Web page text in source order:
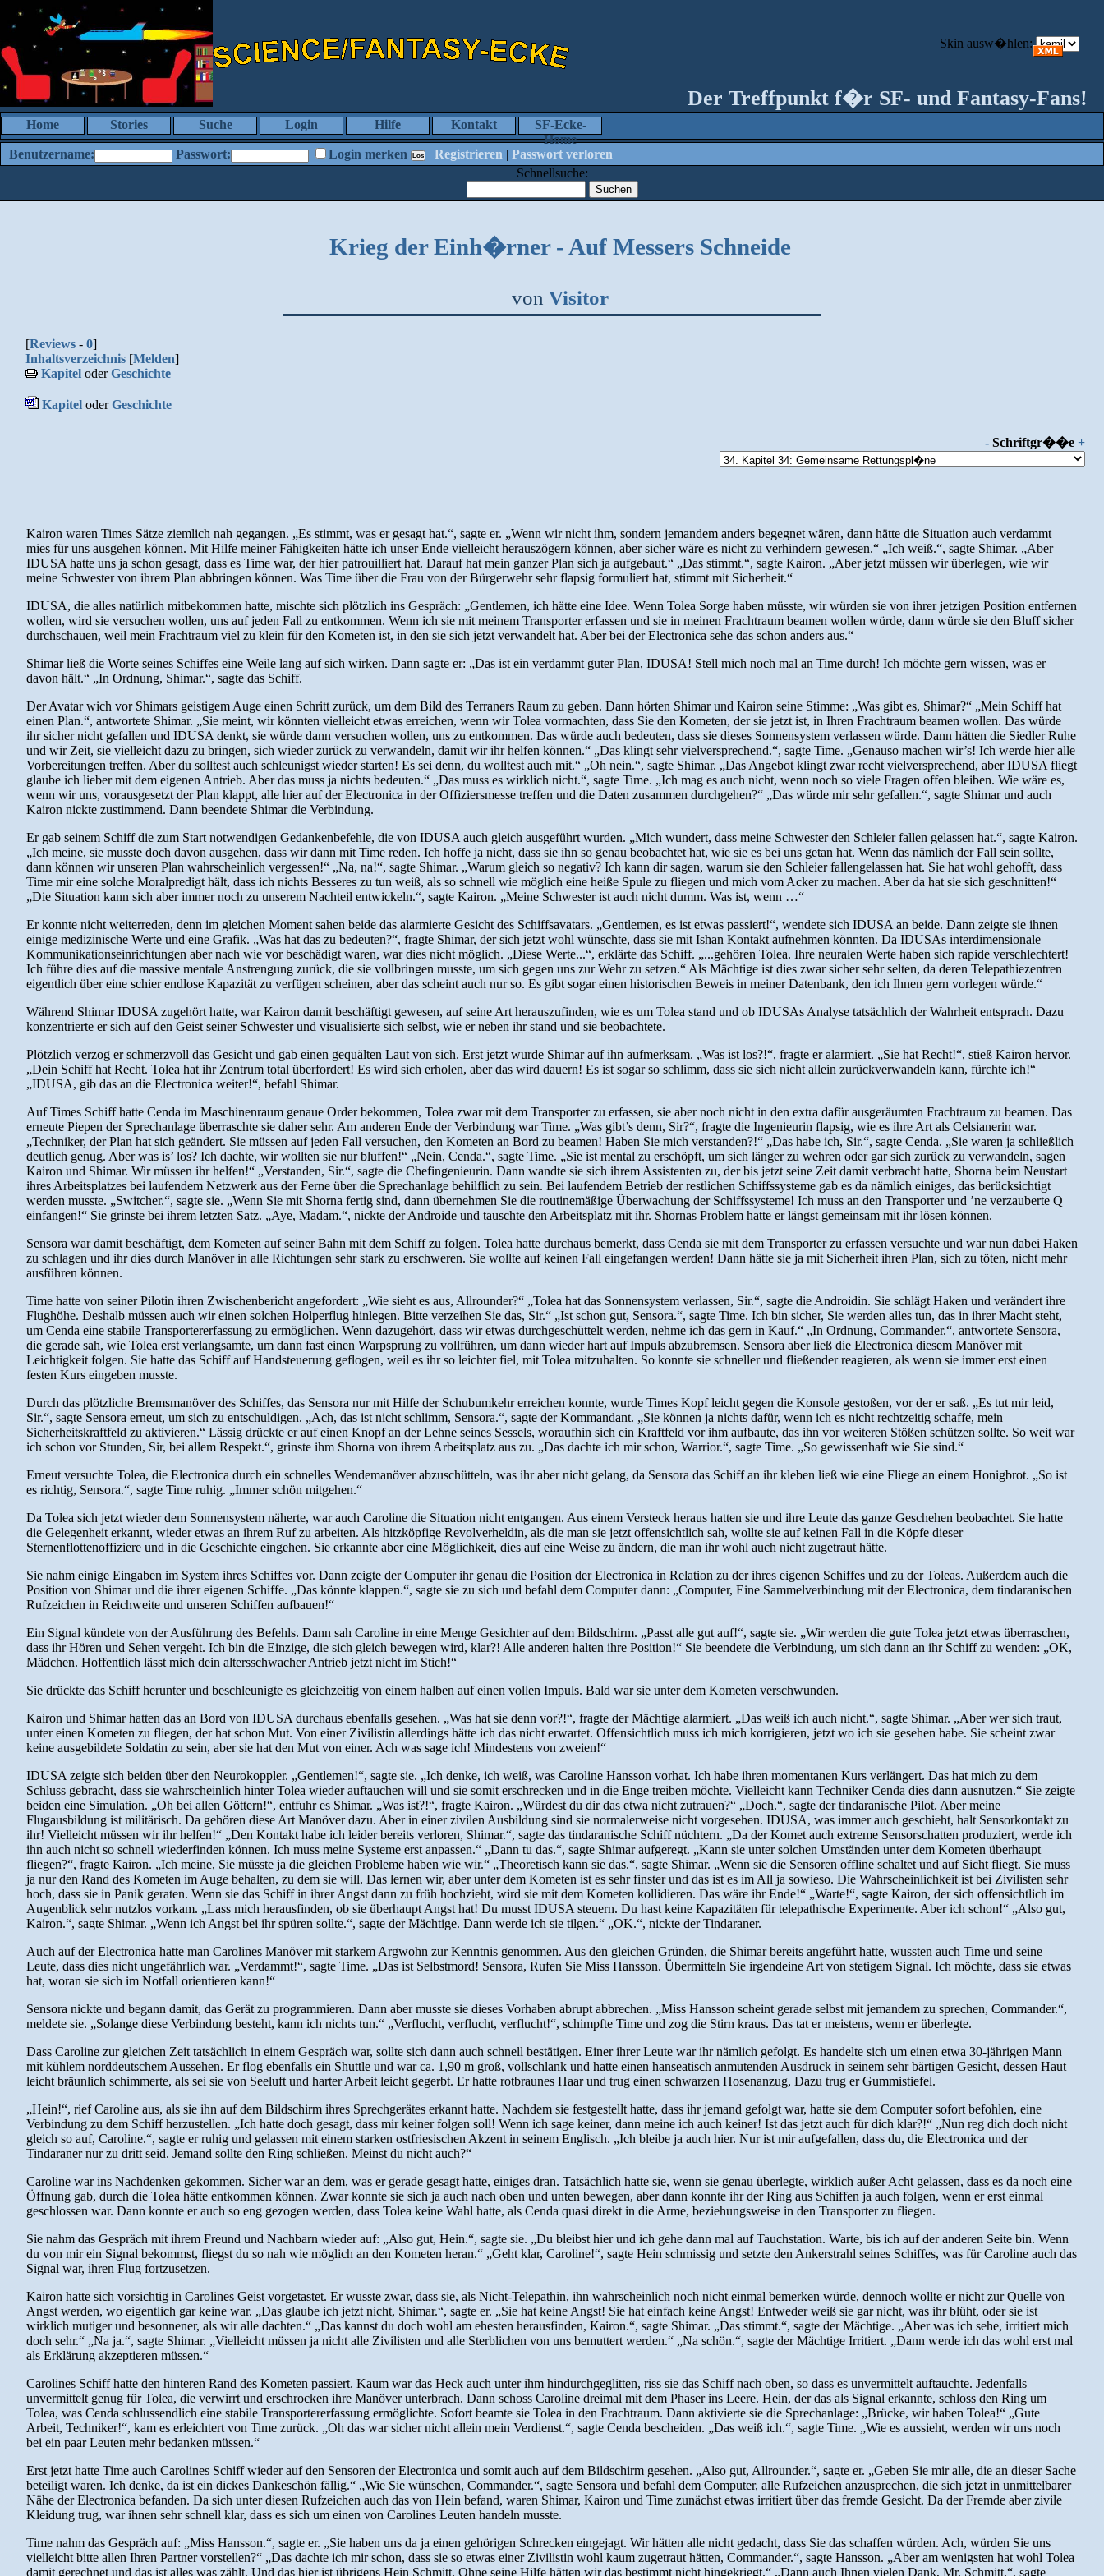
Der Treffpunkt f�r SF- und Fantasy-Fans!
Skin ausw�hlen:
Home Stories Suche Login Hilfe Kontakt
SF-Ecke-
Home
Benutzername:
Passwort: Login merken Registrieren |Passwort verloren
Schnellsuche:
Krieg der Einh�rner - Auf Messers Schneide
von Visitor
[Reviews - 0]
Inhaltsverzeichnis [Melden]
Kapitel oderGeschichte
Kapitel oderGeschichte
- Schriftgr��e +
Kairon waren Times Sätze ziemlich nah gegangen. „Es stimmt, was er gesagt hat.“, sagte er. „Wenn wir nicht ihm, sondern jemandem anders begegnet wären, dann hätte die Situation auch verdammt
mies für uns ausgehen können. Mit Hilfe meiner Fähigkeiten hätte ich unser Ende vielleicht herauszögern können, aber sicher wäre es nicht zu verhindern gewesen.“ „Ich weiß.“, sagte Shimar. „Aber
IDUSA hatte uns ja schon gesagt, dass es Time war, der hier patrouilliert hat. Darauf hat mein ganzer Plan sich ja aufgebaut.“ „Das stimmt.“, sagte Kairon. „Aber jetzt müssen wir überlegen, wie wir
meine Schwester von ihrem Plan abbringen können. Was Time über die Frau von der Bürgerwehr sehr flapsig formuliert hat, stimmt mit Sicherheit.“
IDUSA, die alles natürlich mitbekommen hatte, mischte sich plötzlich ins Gespräch: „Gentlemen, ich hätte eine Idee. Wenn Tolea Sorge haben müsste, wir würden sie von ihrer jetzigen Position entfernen
wollen, wird sie versuchen wollen, uns auf jeden Fall zu entkommen. Wenn ich sie mit meinem Transporter erfassen und sie in meinen Frachtraum beamen wollen würde, dann würde sie den Bluff sicher
durchschauen, weil mein Frachtraum viel zu klein für den Kometen ist, in den sie sich jetzt verwandelt hat. Aber bei der Electronica sehe das schon anders aus.“
Shimar ließ die Worte seines Schiffes eine Weile lang auf sich wirken. Dann sagte er: „Das ist ein verdammt guter Plan, IDUSA! Stell mich noch mal an Time durch! Ich möchte gern wissen, was er
davon hält.“ „In Ordnung, Shimar.“, sagte das Schiff.
Der Avatar wich vor Shimars geistigem Auge einen Schritt zurück, um dem Bild des Terraners Raum zu geben. Dann hörten Shimar und Kairon seine Stimme: „Was gibt es, Shimar?“ „Mein Schiff hat
einen Plan.“, antwortete Shimar. „Sie meint, wir könnten vielleicht etwas erreichen, wenn wir Tolea vormachten, dass Sie den Kometen, der sie jetzt ist, in Ihren Frachtraum beamen wollen. Das würde
ihr sicher nicht gefallen und IDUSA denkt, sie würde dann versuchen wollen, uns zu entkommen. Das würde auch bedeuten, dass sie dieses Sonnensystem verlassen würde. Dann hätten die Siedler Ruhe
und wir Zeit, sie vielleicht dazu zu bringen, sich wieder zurück zu verwandeln, damit wir ihr helfen können.“ „Das klingt sehr vielversprechend.“, sagte Time. „Genauso machen wir’s! Ich werde hier alle
Vorbereitungen treffen. Aber du solltest auch schleunigst wieder starten! Es sei denn, du wolltest auch mit.“ „Oh nein.“, sagte Shimar. „Das Angebot klingt zwar recht vielversprechend, aber IDUSA fliegt
glaube ich lieber mit dem eigenen Antrieb. Aber das muss ja nichts bedeuten.“ „Das muss es wirklich nicht.“, sagte Time. „Ich mag es auch nicht, wenn noch so viele Fragen offen bleiben. Wie wäre es,
wenn wir uns, vorausgesetzt der Plan klappt, alle hier auf der Electronica in der Offiziersmesse treffen und die Daten zusammen durchgehen?“ „Das würde mir sehr gefallen.“, sagte Shimar und auch
Kairon nickte zustimmend. Dann beendete Shimar die Verbindung.
Er gab seinem Schiff die zum Start notwendigen Gedankenbefehle, die von IDUSA auch gleich ausgeführt wurden. „Mich wundert, dass meine Schwester den Schleier fallen gelassen hat.“, sagte Kairon.
„Ich meine, sie musste doch davon ausgehen, dass wir dann mit Time reden. Ich hoffe ja nicht, dass sie ihn so genau beobachtet hat, wie sie es bei uns getan hat. Wenn das nämlich der Fall sein sollte,
dann können wir unseren Plan wahrscheinlich vergessen!“ „Na, na!“, sagte Shimar. „Warum gleich so negativ? Ich kann dir sagen, warum sie den Schleier fallengelassen hat. Sie hat wohl gehofft, dass
Time mir eine solche Moralpredigt hält, dass ich nichts Besseres zu tun weiß, als so schnell wie möglich eine heiße Spule zu fliegen und mich vom Acker zu machen. Aber da hat sie sich geschnitten!“
„Die Situation kann sich aber immer noch zu unserem Nachteil entwickeln.“, sagte Kairon. „Meine Schwester ist auch nicht dumm. Was ist, wenn …“
Er konnte nicht weiterreden, denn im gleichen Moment sahen beide das alarmierte Gesicht des Schiffsavatars. „Gentlemen, es ist etwas passiert!“, wendete sich IDUSA an beide. Dann zeigte sie ihnen
einige medizinische Werte und eine Grafik. „Was hat das zu bedeuten?“, fragte Shimar, der sich jetzt wohl wünschte, dass sie mit Ishan Kontakt aufnehmen könnten. Da IDUSAs interdimensionale
Kommunikationseinrichtungen aber nach wie vor beschädigt waren, war dies nicht möglich. „Diese Werte...“, erklärte das Schiff. „...gehören Tolea. Ihre neuralen Werte haben sich rapide verschlechtert!
Ich führe dies auf die massive mentale Anstrengung zurück, die sie vollbringen musste, um sich gegen uns zur Wehr zu setzen.“ Als Mächtige ist dies zwar sicher sehr selten, da deren Telepathiezentren
eigentlich über eine schier endlose Kapazität zu verfügen scheinen, aber das scheint auch nur so. Es gibt sogar einen historischen Beweis in meiner Datenbank, den ich Ihnen gern vorlegen würde.“
Während Shimar IDUSA zugehört hatte, war Kairon damit beschäftigt gewesen, auf seine Art herauszufinden, wie es um Tolea stand und ob IDUSAs Analyse tatsächlich der Wahrheit entsprach. Dazu
konzentrierte er sich auf den Geist seiner Schwester und visualisierte sich selbst, wie er neben ihr stand und sie beobachtete.
Plötzlich verzog er schmerzvoll das Gesicht und gab einen gequälten Laut von sich. Erst jetzt wurde Shimar auf ihn aufmerksam. „Was ist los?!“, fragte er alarmiert. „Sie hat Recht!“, stieß Kairon hervor.
„Dein Schiff hat Recht. Tolea hat ihr Zentrum total überfordert! Es wird sich erholen, aber das wird dauern! Es ist sogar so schlimm, dass sie sich nicht allein zurückverwandeln kann, fürchte ich!“
„IDUSA, gib das an die Electronica weiter!“, befahl Shimar.
Auf Times Schiff hatte Cenda im Maschinenraum genaue Order bekommen, Tolea zwar mit dem Transporter zu erfassen, sie aber noch nicht in den extra dafür ausgeräumten Frachtraum zu beamen. Das
erneute Piepen der Sprechanlage überraschte sie daher sehr. Am anderen Ende der Verbindung war Time. „Was gibt’s denn, Sir?“, fragte die Ingenieurin flapsig, wie es ihre Art als Celsianerin war.
„Techniker, der Plan hat sich geändert. Sie müssen auf jeden Fall versuchen, den Kometen an Bord zu beamen! Haben Sie mich verstanden?!“ „Das habe ich, Sir.“, sagte Cenda. „Sie waren ja schließlich
deutlich genug. Aber was is’ los? Ich dachte, wir wollten sie nur bluffen!“ „Nein, Cenda.“, sagte Time. „Sie ist mental zu erschöpft, um sich länger zu wehren oder gar sich zurück zu verwandeln, sagen
Kairon und Shimar. Wir müssen ihr helfen!“ „Verstanden, Sir.“, sagte die Chefingenieurin. Dann wandte sie sich ihrem Assistenten zu, der bis jetzt seine Zeit damit verbracht hatte, Shorna beim Neustart
ihres Arbeitsplatzes bei laufendem Netzwerk aus der Ferne über die Sprechanlage behilflich zu sein. Bei laufendem Betrieb der restlichen Schiffssysteme gab es da nämlich einiges, das berücksichtigt
werden musste. „Switcher.“, sagte sie. „Wenn Sie mit Shorna fertig sind, dann übernehmen Sie die routinemäßige Überwachung der Schiffssysteme! Ich muss an den Transporter und ’ne verzauberte Q
einfangen!“ Sie grinste bei ihrem letzten Satz. „Aye, Madam.“, nickte der Androide und tauschte den Arbeitsplatz mit ihr. Shornas Problem hatte er längst gemeinsam mit ihr lösen können.
Sensora war damit beschäftigt, dem Kometen auf seiner Bahn mit dem Schiff zu folgen. Tolea hatte durchaus bemerkt, dass Cenda sie mit dem Transporter zu erfassen versuchte und war nun dabei Haken
zu schlagen und ihr dies durch Manöver in alle Richtungen sehr stark zu erschweren. Sie wollte auf keinen Fall eingefangen werden! Dann hätte sie ja mit Sicherheit ihren Plan, sich zu töten, nicht mehr
ausführen können.
Time hatte von seiner Pilotin ihren Zwischenbericht angefordert: „Wie sieht es aus, Allrounder?“ „Tolea hat das Sonnensystem verlassen, Sir.“, sagte die Androidin. Sie schlägt Haken und verändert ihre
Flughöhe. Deshalb müssen auch wir einen solchen Holperflug hinlegen. Bitte verzeihen Sie das, Sir.“ „Ist schon gut, Sensora.“, sagte Time. Ich bin sicher, Sie werden alles tun, das in ihrer Macht steht,
um Cenda eine stabile Transportererfassung zu ermöglichen. Wenn dazugehört, dass wir etwas durchgeschüttelt werden, nehme ich das gern in Kauf.“ „In Ordnung, Commander.“, antwortete Sensora,
die gerade sah, wie Tolea erst verlangsamte, um dann fast einen Warpsprung zu vollführen, um dann wieder hart auf Impuls abzubremsen. Sensora aber ließ die Electronica diesem Manöver mit
Leichtigkeit folgen. Sie hatte das Schiff auf Handsteuerung geflogen, weil es ihr so leichter fiel, mit Tolea mitzuhalten. So konnte sie schneller und fließender reagieren, als wenn sie immer erst einen
festen Kurs eingeben musste.
Durch das plötzliche Bremsmanöver des Schiffes, das Sensora nur mit Hilfe der Schubumkehr erreichen konnte, wurde Times Kopf leicht gegen die Konsole gestoßen, vor der er saß. „Es tut mir leid,
Sir.“, sagte Sensora erneut, um sich zu entschuldigen. „Ach, das ist nicht schlimm, Sensora.“, sagte der Kommandant. „Sie können ja nichts dafür, wenn ich es nicht rechtzeitig schaffe, mein
Sicherheitskraftfeld zu aktivieren.“ Lässig drückte er auf einen Knopf an der Lehne seines Sessels, woraufhin sich ein Kraftfeld vor ihm aufbaute, das ihn vor weiteren Stößen schützen sollte. So weit war
ich schon vor Stunden, Sir, bei allem Respekt.“, grinste ihm Shorna von ihrem Arbeitsplatz aus zu. „Das dachte ich mir schon, Warrior.“, sagte Time. „So gewissenhaft wie Sie sind.“
Erneut versuchte Tolea, die Electronica durch ein schnelles Wendemanöver abzuschütteln, was ihr aber nicht gelang, da Sensora das Schiff an ihr kleben ließ wie eine Fliege an einem Honigbrot. „So ist
es richtig, Sensora.“, sagte Time ruhig. „Immer schön mitgehen.“
Da Tolea sich jetzt wieder dem Sonnensystem näherte, war auch Caroline die Situation nicht entgangen. Aus einem Versteck heraus hatten sie und ihre Leute das ganze Geschehen beobachtet. Sie hatte
die Gelegenheit erkannt, wieder etwas an ihrem Ruf zu arbeiten. Als hitzköpfige Revolverheldin, als die man sie jetzt offensichtlich sah, wollte sie auf keinen Fall in die Köpfe dieser
Sternenflottenoffiziere und in die Geschichte eingehen. Sie erkannte aber eine Möglichkeit, dies auf eine Weise zu ändern, die man ihr wohl auch nicht zugetraut hätte.
Sie nahm einige Eingaben im System ihres Schiffes vor. Dann zeigte der Computer ihr genau die Position der Electronica in Relation zu der ihres eigenen Schiffes und zu der Toleas. Außerdem auch die
Position von Shimar und die ihrer eigenen Schiffe. „Das könnte klappen.“, sagte sie zu sich und befahl dem Computer dann: „Computer, Eine Sammelverbindung mit der Electronica, dem tindaranischen
Rufzeichen in Reichweite und unseren Schiffen aufbauen!“
Ein Signal kündete von der Ausführung des Befehls. Dann sah Caroline in eine Menge Gesichter auf dem Bildschirm. „Passt alle gut auf!“, sagte sie. „Wir werden die gute Tolea jetzt etwas überraschen,
dass ihr Hören und Sehen vergeht. Ich bin die Einzige, die sich gleich bewegen wird, klar?! Alle anderen halten ihre Position!“ Sie beendete die Verbindung, um sich dann an ihr Schiff zu wenden: „OK,
Mädchen. Hoffentlich lässt mich dein altersschwacher Antrieb jetzt nicht im Stich!“
Sie drückte das Schiff herunter und beschleunigte es gleichzeitig von einem halben auf einen vollen Impuls. Bald war sie unter dem Kometen verschwunden.
Kairon und Shimar hatten das an Bord von IDUSA durchaus ebenfalls gesehen. „Was hat sie denn vor?!“, fragte der Mächtige alarmiert. „Das weiß ich auch nicht.“, sagte Shimar. „Aber wer sich traut,
unter einen Kometen zu fliegen, der hat schon Mut. Von einer Zivilistin allerdings hätte ich das nicht erwartet. Offensichtlich muss ich mich korrigieren, jetzt wo ich sie gesehen habe. Sie scheint zwar
keine ausgebildete Soldatin zu sein, aber sie hat den Mut von einer. Ach was sage ich! Mindestens von zweien!“
IDUSA zeigte sich beiden über den Neurokoppler. „Gentlemen!“, sagte sie. „Ich denke, ich weiß, was Caroline Hansson vorhat. Ich habe ihren momentanen Kurs verlängert. Das hat mich zu dem
Schluss gebracht, dass sie wahrscheinlich hinter Tolea wieder auftauchen will und sie somit erschrecken und in die Enge treiben möchte. Vielleicht kann Techniker Cenda dies dann ausnutzen.“ Sie zeigte
beiden eine Simulation. „Oh bei allen Göttern!“, entfuhr es Shimar. „Was ist?!“, fragte Kairon. „Würdest du dir das etwa nicht zutrauen?“ „Doch.“, sagte der tindaranische Pilot. Aber meine
Flugausbildung ist militärisch. Da gehören diese Art Manöver dazu. Aber in einer zivilen Ausbildung sind sie normalerweise nicht vorgesehen. IDUSA, was immer auch geschieht, halt Sensorkontakt zu
ihr! Vielleicht müssen wir ihr helfen!“ „Den Kontakt habe ich leider bereits verloren, Shimar.“, sagte das tindaranische Schiff nüchtern. „Da der Komet auch extreme Sensorschatten produziert, werde ich
ihn auch nicht so schnell wiederfinden können. Ich muss meine Systeme erst anpassen.“ „Dann tu das.“, sagte Shimar aufgeregt. „Kann sie unter solchen Umständen unter dem Kometen überhaupt
fliegen?“, fragte Kairon. „Ich meine, Sie müsste ja die gleichen Probleme haben wie wir.“ „Theoretisch kann sie das.“, sagte Shimar. „Wenn sie die Sensoren offline schaltet und auf Sicht fliegt. Sie muss
ja nur den Rand des Kometen im Auge behalten, zu dem sie will. Das lernen wir, aber unter dem Kometen ist es sehr finster und das ist es im All ja sowieso. Die Wahrscheinlichkeit ist bei Zivilisten sehr
hoch, dass sie in Panik geraten. Wenn sie das Schiff in ihrer Angst dann zu früh hochzieht, wird sie mit dem Kometen kollidieren. Das wäre ihr Ende!“ „Warte!“, sagte Kairon, der sich offensichtlich im
Augenblick sehr nutzlos vorkam. „Lass mich herausfinden, ob sie überhaupt Angst hat! Du musst IDUSA steuern. Du hast keine Kapazitäten für telepathische Experimente. Aber ich schon!“ „Also gut,
Kairon.“, sagte Shimar. „Wenn ich Angst bei ihr spüren sollte.“, sagte der Mächtige. Dann werde ich sie tilgen.“ „OK.“, nickte der Tindaraner.
Auch auf der Electronica hatte man Carolines Manöver mit starkem Argwohn zur Kenntnis genommen. Aus den gleichen Gründen, die Shimar bereits angeführt hatte, wussten auch Time und seine
Leute, dass dies nicht ungefährlich war. „Verdammt!“, sagte Time. „Das ist Selbstmord! Sensora, Rufen Sie Miss Hansson. Übermitteln Sie irgendeine Art von stetigem Signal. Ich möchte, dass sie etwas
hat, woran sie sich im Notfall orientieren kann!“
Sensora nickte und begann damit, das Gerät zu programmieren. Dann aber musste sie dieses Vorhaben abrupt abbrechen. „Miss Hansson scheint gerade selbst mit jemandem zu sprechen, Commander.“,
meldete sie. „Solange diese Verbindung besteht, kann ich nichts tun.“ „Verflucht, verflucht, verflucht!“, schimpfte Time und zog die Stirn kraus. Das tat er meistens, wenn er überlegte.
Dass Caroline zur gleichen Zeit tatsächlich in einem Gespräch war, sollte sich dann auch schnell bestätigen. Einer ihrer Leute war ihr nämlich gefolgt. Es handelte sich um einen etwa 30-jährigen Mann
mit kühlem norddeutschem Aussehen. Er flog ebenfalls ein Shuttle und war ca. 1,90 m groß, vollschlank und hatte einen hanseatisch anmutenden Ausdruck in seinem sehr bärtigen Gesicht, dessen Haut
leicht bräunlich schimmerte, als sei sie von Seeluft und harter Arbeit leicht gegerbt. Er hatte rotbraunes Haar und trug einen schwarzen Hosenanzug, Dazu trug er Gummistiefel.
„Hein!“, rief Caroline aus, als sie ihn auf dem Bildschirm ihres Sprechgerätes erkannt hatte. Nachdem sie festgestellt hatte, dass ihr jemand gefolgt war, hatte sie dem Computer sofort befohlen, eine
Verbindung zu dem Schiff herzustellen. „Ich hatte doch gesagt, dass mir keiner folgen soll! Wenn ich sage keiner, dann meine ich auch keiner! Ist das jetzt auch für dich klar?!“ „Nun reg dich doch nicht
gleich so auf, Caroline.“, sagte er ruhig und gelassen mit einem starken ostfriesischen Akzent in seinem Englisch. „Ich bleibe ja auch hier. Nur ist mir aufgefallen, dass du, die Electronica und der
Tindaraner nur zu dritt seid. Jemand sollte den Ring schließen. Meinst du nicht auch?“
Caroline war ins Nachdenken gekommen. Sicher war an dem, was er gerade gesagt hatte, einiges dran. Tatsächlich hatte sie, wenn sie genau überlegte, wirklich außer Acht gelassen, dass es da noch eine
Öffnung gab, durch die Tolea hätte entkommen können. Zwar konnte sie sich ja auch nach oben und unten bewegen, aber dann konnte ihr der Ring aus Schiffen ja auch folgen, wenn er erst einmal
geschlossen war. Dann konnte er auch so eng gezogen werden, dass Tolea keine Wahl hatte, als Cenda quasi direkt in die Arme, beziehungsweise in den Transporter zu fliegen.
Sie nahm das Gespräch mit ihrem Freund und Nachbarn wieder auf: „Also gut, Hein.“, sagte sie. „Du bleibst hier und ich gehe dann mal auf Tauchstation. Warte, bis ich auf der anderen Seite bin. Wenn
du von mir ein Signal bekommst, fliegst du so nah wie möglich an den Kometen heran.“ „Geht klar, Caroline!“, sagte Hein schmissig und setzte den Ankerstrahl seines Schiffes, was für Caroline auch das
Signal war, ihren Flug fortzusetzen.
Kairon hatte sich vorsichtig in Carolines Geist vorgetastet. Er wusste zwar, dass sie, als Nicht-Telepathin, ihn wahrscheinlich noch nicht einmal bemerken würde, dennoch wollte er nicht zur Quelle von
Angst werden, wo eigentlich gar keine war. „Das glaube ich jetzt nicht, Shimar.“, sagte er. „Sie hat keine Angst! Sie hat einfach keine Angst! Entweder weiß sie gar nicht, was ihr blüht, oder sie ist
wirklich mutiger und besonnener, als wir alle dachten.“ „Das kannst du doch wohl am ehesten herausfinden, Kairon.“, sagte Shimar. „Das stimmt.“, sagte der Mächtige. „Aber was ich sehe, irritiert mich
doch sehr.“ „Na ja.“, sagte Shimar. „Vielleicht müssen ja nicht alle Zivilisten und alle Sterblichen von uns bemuttert werden.“ „Na schön.“, sagte der Mächtige Irritiert. „Dann werde ich das wohl erst mal
als Erklärung akzeptieren müssen.“
Carolines Schiff hatte den hinteren Rand des Kometen passiert. Kaum war das Heck auch unter ihm hindurchgeglitten, riss sie das Schiff nach oben, so dass es unvermittelt auftauchte. Jedenfalls
unvermittelt genug für Tolea, die verwirrt und erschrocken ihre Manöver unterbrach. Dann schoss Caroline dreimal mit dem Phaser ins Leere. Hein, der das als Signal erkannte, schloss den Ring um
Tolea, was Cenda schlussendlich eine stabile Transportererfassung ermöglichte. Sofort beamte sie Tolea in den Frachtraum. Dann aktivierte sie die Sprechanlage: „Brücke, wir haben Tolea!“ „Gute
Arbeit, Techniker!“, kam es erleichtert von Time zurück. „Oh das war sicher nicht allein mein Verdienst.“, sagte Cenda bescheiden. „Das weiß ich.“, sagte Time. „Wie es aussieht, werden wir uns noch
bei ein paar Leuten mehr bedanken müssen.“
Erst jetzt hatte Time auch Carolines Schiff wieder auf den Sensoren der Electronica und somit auch auf dem Bildschirm gesehen. „Also gut, Allrounder.“, sagte er. „Geben Sie mir alle, die an dieser Sache
beteiligt waren. Ich denke, da ist ein dickes Dankeschön fällig.“ „Wie Sie wünschen, Commander.“, sagte Sensora und befahl dem Computer, alle Rufzeichen anzusprechen, die sich jetzt in unmittelbarer
Nähe der Electronica befanden. Da sich unter diesen Rufzeichen auch das von Hein befand, waren Shimar, Kairon und Time zunächst etwas irritiert über das fremde Gesicht. Da der Fremde aber zivile
Kleidung trug, war ihnen sehr schnell klar, dass es sich um einen von Carolines Leuten handeln musste.
Time nahm das Gespräch auf: „Miss Hansson.“, sagte er. „Sie haben uns da ja einen gehörigen Schrecken eingejagt. Wir hätten alle nicht gedacht, dass Sie das schaffen würden. Ach, würden Sie uns
vielleicht bitte allen Ihren Partner vorstellen?“ „Das dachte ich mir schon, dass sie so etwas einer Zivilistin wohl kaum zugetraut hätten, Commander.“, sagte Hansson. „Aber am wenigsten hat wohl Tolea
damit gerechnet und das ist alles was zählt. Und das hier ist übrigens Hein Schmitt. Ohne seine Hilfe hätten wir das bestimmt nicht hingekriegt.“ „Dann auch Ihnen vielen Dank, Mr. Schmitt.“, sagte